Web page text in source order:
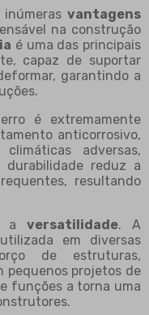
vantagens
na construção
é uma das principais
capaz de suportar
garantindo a
é extremamente
anticorrosivo,
adversas,
reduz a
resultando
a versatilidade. A
em diversas
de estruturas,
pequenos projetos de
funções a torna uma